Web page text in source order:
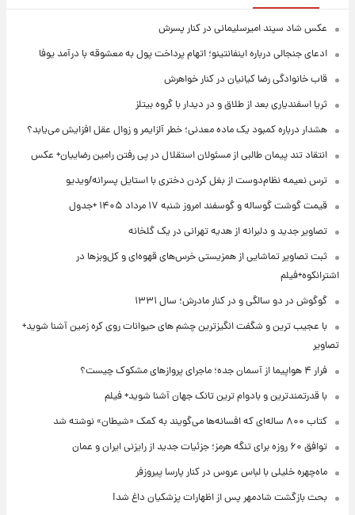
عکس شاد سپند امیرسلیمانی در کنار پسرش
ادعای جنجالی درباره اینفانتینو؛ اتهام پرداخت پول به معشوقه با درآمد یوفا
قاب خانوادگی رضا کیانیان در کنار خواهرش
ثریا اسفندیاری بعد از طلاق و در دیدار با گروه بیتلز
هشدار درباره کمبود یک ماده معدنی؛ خطر آلزایمر و زوال عقل افزایش می‌یابد؟
انتقاد تند پیمان طالبی از مسئولان استقلال در پی رفتن رامین رضاییان+ عکس
ترس نعیمه نظام‌دوست از بغل کردن دختری با استایل پسرانه/ویدیو
قیمت گوشت گوساله و گوسفند امروز شنبه ۱۷ مرداد ۱۴۰۵ +جدول
تصاویر جدید و دلبرانه از هدیه تهرانی در یک گلخانه
ثبت تصاویر تماشایی از همزیستی خرس‌های قهوه‌ای و کل‌وبزها در
اشترانکوه+فیلم
گوگوش در دو سالگی و در کنار مادرش؛ سال ۱۳۳۱
با عجیب ترین و شگفت انگیزترین چشم های حیوانات روی کره زمین آشنا شوید+
تصاویر
فرار ۴ هواپیما از آسمان جده؛ ماجرای پروازهای مشکوک چیست؟
با قدرتمندترین و بادوام ترین تانک جهان آشنا شوید+ فیلم
کتاب ۸۰۰ ساله‌ای که افسانه‌ها می‌گویند به کمک «شیطان» نوشته شد
توافق ۶۰ روزه برای تنگه هرمز؛ جزئیات جدید از رایزنی ایران و عمان
ماه‌چهره خلیلی با لباس عروس در کنار پارسا پیروزفر
بحث بازگشت شادمهر پس از اظهارات پزشکیان داغ شد!